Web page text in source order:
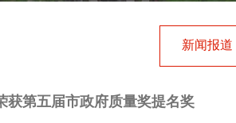
新闻报道
获第五届市政府质量奖提名奖